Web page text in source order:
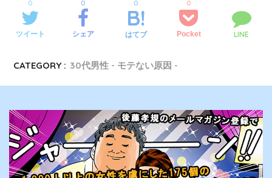
ツイート
0
シェア
0
はてブ
0
Pocket
0
LINE
CATEGORY : 30代男性 - モテない原因 -